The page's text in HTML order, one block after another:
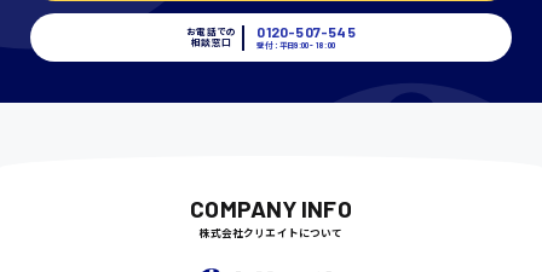
お電話での
相談窓口
0120-507-545
受付：平日9:00 - 18:00
COMPANY INFO
株式会社クリエイトについて